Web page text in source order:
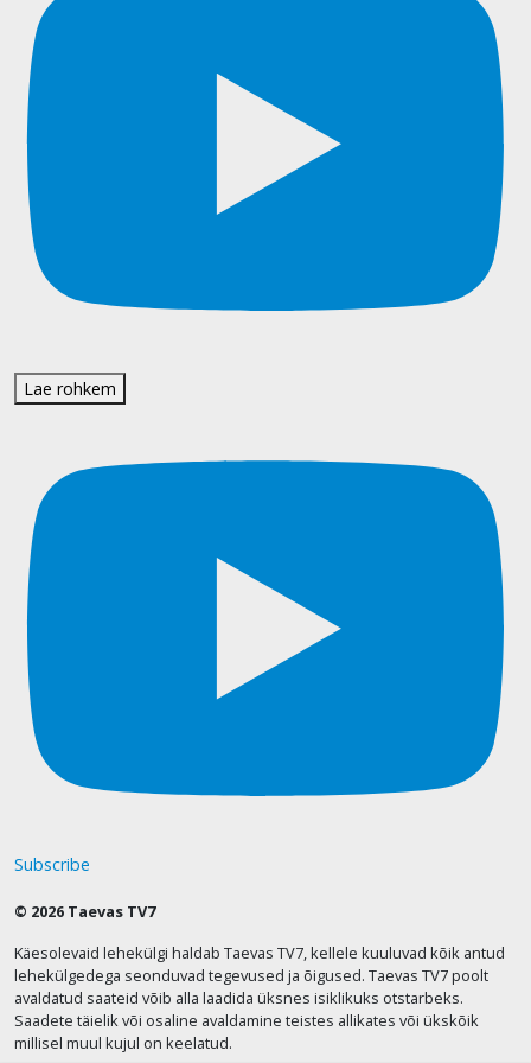
Lae rohkem
Subscribe
© 2026 Taevas TV7
Käesolevaid lehekülgi haldab Taevas TV7, kellele kuuluvad kõik antud
lehekülgedega seonduvad tegevused ja õigused. Taevas TV7 poolt
avaldatud saateid võib alla laadida üksnes isiklikuks otstarbeks.
Saadete täielik või osaline avaldamine teistes allikates või ükskõik
millisel muul kujul on keelatud.